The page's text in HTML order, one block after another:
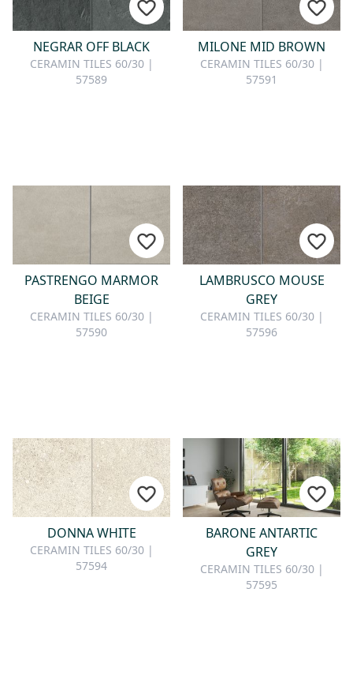
NEGRAR OFF BLACK
CERAMIN TILES 60/30 |
57589
MILONE MID BROWN
CERAMIN TILES 60/30 |
57591
PASTRENGO MARMOR
BEIGE
CERAMIN TILES 60/30 |
57590
LAMBRUSCO MOUSE
GREY
CERAMIN TILES 60/30 |
57596
DONNA WHITE
CERAMIN TILES 60/30 |
57594
BARONE ANTARTIC
GREY
CERAMIN TILES 60/30 |
57595